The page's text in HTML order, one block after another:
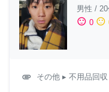
男性 /
sentiment_satisfied 0 sentiment_neutral
attachment その他 ▸ 不用品回収